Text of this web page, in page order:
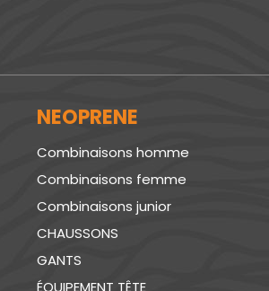
NEOPRENE
Combinaisons homme
Combinaisons femme
Combinaisons junior
CHAUSSONS
GANTS
ÉQUIPEMENT TÊTE